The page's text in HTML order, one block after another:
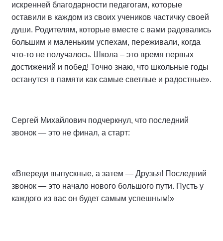
искренней благодарности педагогам, которые
оставили в каждом из своих учеников частичку своей
души. Родителям, которые вместе с вами радовались
большим и маленьким успехам, переживали, когда
что-то не получалось. Школа – это время первых
достижений и побед! Точно знаю, что школьные годы
останутся в памяти как самые светлые и радостные».
Сергей Михайлович подчеркнул, что последний
звонок — это не финал, а старт:
«Впереди выпускные, а затем — Друзья! Последний
звонок — это начало нового большого пути. Пусть у
каждого из вас он будет самым успешным!»